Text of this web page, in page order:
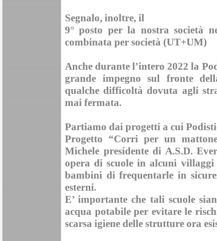
Segnalo, inoltre, il
9° posto per la nostra società
combinata per società (UT+UM)
Anche durante l’intero 2022 la
grande impegno sul fronte
qualche difficoltà dovuta agli
mai fermata.
Partiamo dai progetti a cui
Progetto “Corri per un
Michele presidente di A.S.D.
opera di scuole in alcuni
bambini di frequentarle in
esterni.
E’ importante che tali scuole
acqua potabile per evitare le
scarsa igiene delle strutture ora